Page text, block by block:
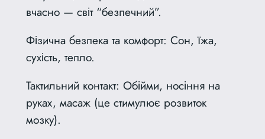
вчасно — світ “безпечний”.
Фізична безпека та комфорт: Сон, їжа,
сухість, тепло.
Тактильний контакт: Обійми, носіння на
руках, масаж (це стимулює розвиток
мозку).